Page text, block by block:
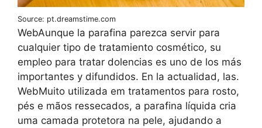
Source: pt.dreamstime.com
WebAunque la parafina parezca servir para
cualquier tipo de tratamiento cosmético, su
empleo para tratar dolencias es uno de los más
importantes y difundidos. En la actualidad, las.
WebMuito utilizada em tratamentos para rosto,
pés e mãos ressecados, a parafina líquida cria
uma camada protetora na pele, ajudando a